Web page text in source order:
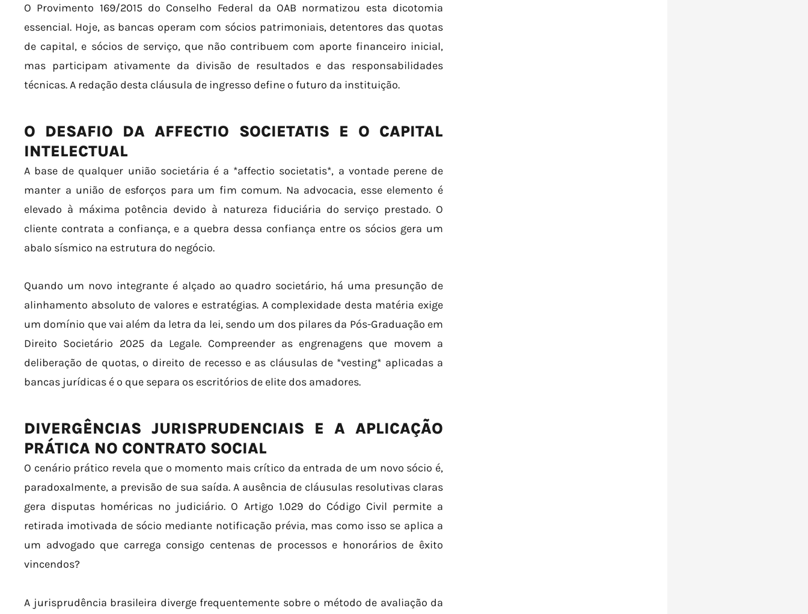
O Provimento 169/2015 do Conselho Federal da OAB normatizou esta dicotomia
essencial. Hoje, as bancas operam com sócios patrimoniais, detentores das quotas
de capital, e sócios de serviço, que não contribuem com aporte financeiro inicial,
mas participam ativamente da divisão de resultados e das responsabilidades
técnicas. A redação desta cláusula de ingresso define o futuro da instituição.
O DESAFIO DA AFFECTIO SOCIETATIS E O CAPITAL
INTELECTUAL
A base de qualquer união societária é a *affectio societatis*, a vontade perene de
manter a união de esforços para um fim comum. Na advocacia, esse elemento é
elevado à máxima potência devido à natureza fiduciária do serviço prestado. O
cliente contrata a confiança, e a quebra dessa confiança entre os sócios gera um
abalo sísmico na estrutura do negócio.
Quando um novo integrante é alçado ao quadro societário, há uma presunção de
alinhamento absoluto de valores e estratégias. A complexidade desta matéria exige
um domínio que vai além da letra da lei, sendo um dos pilares da Pós-Graduação em
Direito Societário 2025 da Legale. Compreender as engrenagens que movem a
deliberação de quotas, o direito de recesso e as cláusulas de *vesting* aplicadas a
bancas jurídicas é o que separa os escritórios de elite dos amadores.
DIVERGÊNCIAS JURISPRUDENCIAIS E A APLICAÇÃO
PRÁTICA NO CONTRATO SOCIAL
O cenário prático revela que o momento mais crítico da entrada de um novo sócio é,
paradoxalmente, a previsão de sua saída. A ausência de cláusulas resolutivas claras
gera disputas homéricas no judiciário. O Artigo 1.029 do Código Civil permite a
retirada imotivada de sócio mediante notificação prévia, mas como isso se aplica a
um advogado que carrega consigo centenas de processos e honorários de êxito
vincendos?
A jurisprudência brasileira diverge frequentemente sobre o método de avaliação da